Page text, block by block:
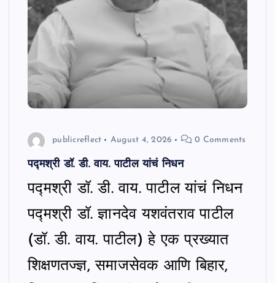
publicreflect August 4, 2026 0 Comments
पद्मश्री डॉ. डी. वाय. पाटील यांचं निधन
पद्मश्री डॉ. डी. वाय. पाटील यांचं निधन
पद्मश्री डॉ. ज्ञानदेव यशवंतराव पाटील
(डॉ. डी. वाय. पाटील) हे एक प्रख्यात
शिक्षणतज्ज्ञ, समाजसेवक आणि बिहार,